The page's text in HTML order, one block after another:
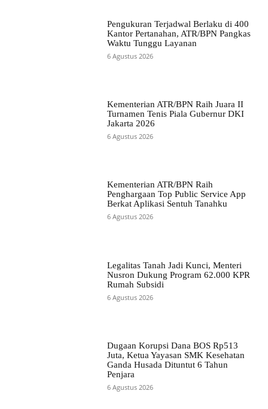
Pengukuran Terjadwal Berlaku di 400
Kantor Pertanahan, ATR/BPN Pangkas
Waktu Tunggu Layanan
6 Agustus 2026
Kementerian ATR/BPN Raih Juara II
Turnamen Tenis Piala Gubernur DKI
Jakarta 2026
6 Agustus 2026
Kementerian ATR/BPN Raih
Penghargaan Top Public Service App
Berkat Aplikasi Sentuh Tanahku
6 Agustus 2026
Legalitas Tanah Jadi Kunci, Menteri
Nusron Dukung Program 62.000 KPR
Rumah Subsidi
6 Agustus 2026
Dugaan Korupsi Dana BOS Rp513
Juta, Ketua Yayasan SMK Kesehatan
Ganda Husada Dituntut 6 Tahun
Penjara
6 Agustus 2026